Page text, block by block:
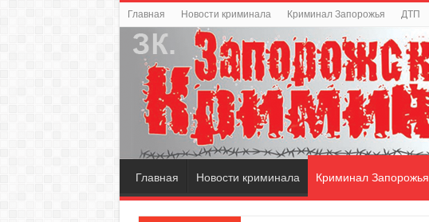
Главная Новости криминала Криминал Запорожья ДТП
Главная Новости криминала Криминал Запорожья